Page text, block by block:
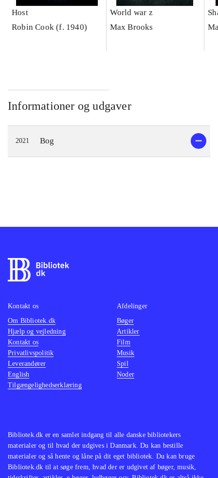
Host
Robin Cook (f. 1940)
World war z
Max Brooks
Informationer og udgaver
2021 Bog
Bibliotek.dk er en samlet indgang til alle danske bibliotekers
materialer og til hvad der udgives i Danmark. Du kan bestille
materialer og så hente og låne på dit eget bibliotek. Du kan bruge
Bibliotek.dk til at søge frem, hvad der er udgivet af bøger, musik,
Kontakt os
Om Bibliotek.dk
Hjælp og vejledning
Kontakt os
Privatlivspolitik
Leverandører
English
Tilgængelighedserklæring
Afdelinger
Bøger
Artikler
Film
Musik
Spil
Noder